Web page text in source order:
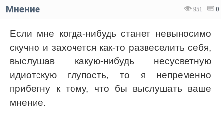
951 0
Мнение
Если мне когда-нибудь станет невыносимо
скучно и захочется как-то развеселить себя,
выслушав какую-нибудь несусветную
идиотскую глупость, то я непременно
прибегну к тому, что бы выслушать ваше
мнение.